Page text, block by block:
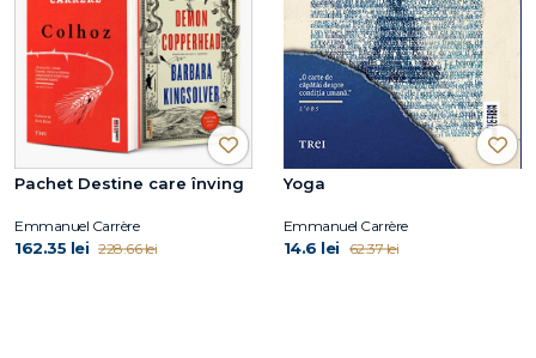
Pachet Destine care înving
Emmanuel Carrère
162.35 lei 228.66 lei
Yoga
Emmanuel Carrère
14.6 lei 62.37 lei